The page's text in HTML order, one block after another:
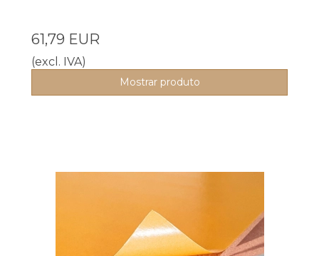
61,79 EUR
(excl. IVA)
Mostrar produto